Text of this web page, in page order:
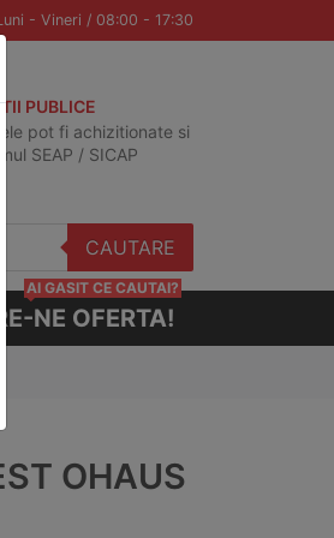
- Vineri / 08:00 - 17:30
PUBLICE
pot fi achizitionate si
SEAP / SICAP
CAUTARE
NE OFERTA!
AI GASIT CE CAUTAI?
OHAUS